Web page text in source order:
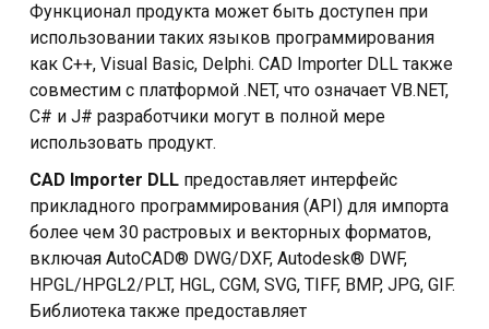
Контакты
Разработка ПО
Функционал продукта может быть доступен при
использовании таких языков программирования
как C++, Visual Basic, Delphi. CAD Importer DLL также
совместим с платформой .NET, что означает VB.NET,
C# и J# разработчики могут в полной мере
использовать продукт.
CAD Importer DLL предоставляет интерфейс
прикладного программирования (API) для импорта
более чем 30 растровых и векторных форматов,
включая AutoCAD® DWG/DXF, Autodesk® DWF,
HPGL/HPGL2/PLT, HGL, CGM, SVG, TIFF, BMP, JPG, GIF.
Библиотека также предоставляет